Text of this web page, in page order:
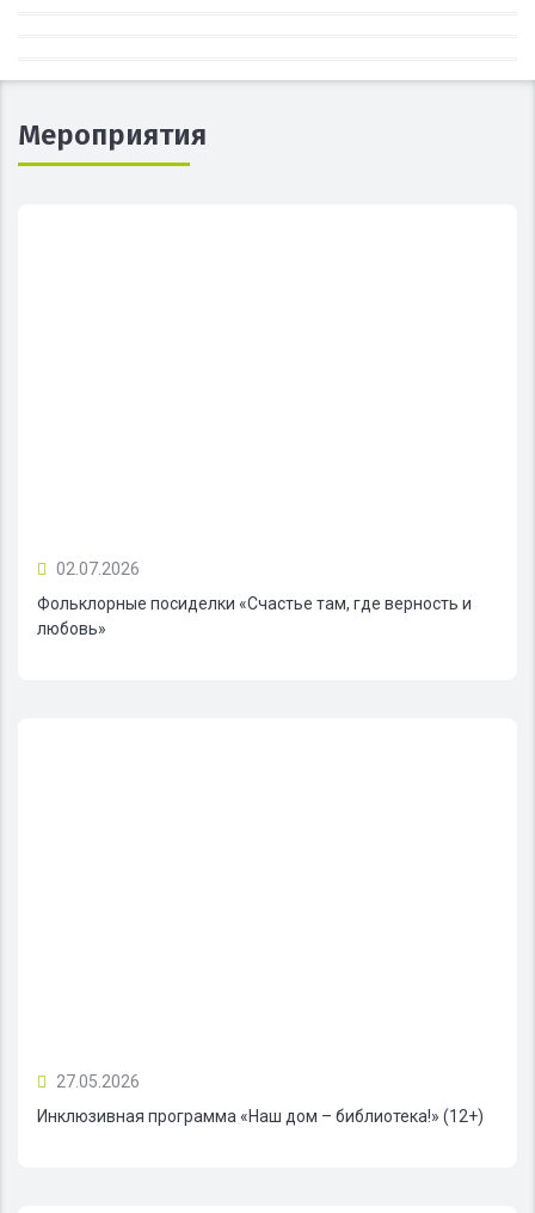
Мероприятия
02.07.2026
Фольклорные посиделки «Счастье там, где верность и
любовь»
27.05.2026
Инклюзивная программа «Наш дом – библиотека!» (12+)